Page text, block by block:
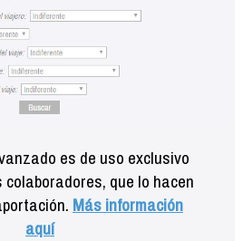
es de uso exclusivo
que lo hacen
Más información
aquí